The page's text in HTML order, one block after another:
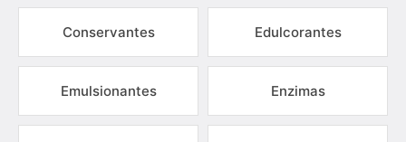
Conservantes Edulcorantes
Emulsionantes Enzimas